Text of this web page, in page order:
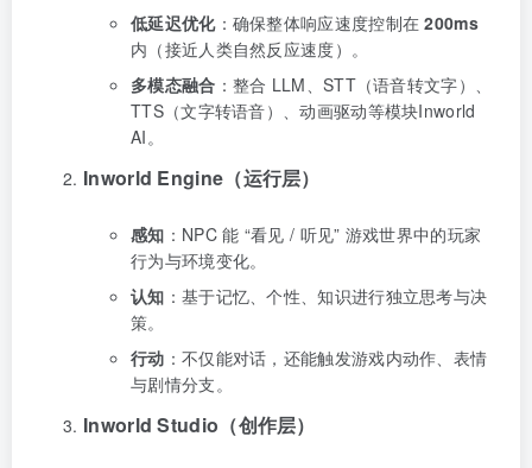
低延迟优化：确保整体响应速度控制在200ms
内（接近人类自然反应速度）。
多模态融合 ：整合 LLM、STT（语音转文字）、
TTS（文字转语音）、动画驱动等模块Inworld
AI。
Inworld Engine（运行层）
感知 ：NPC 能 “看见 / 听见” 游戏世界中的玩家
行为与环境变化。
认知 ：基于记忆、个性、知识进行独立思考与决
策。
行动 ：不仅能对话，还能触发游戏内动作、表情
与剧情分支。
Inworld Studio（创作层）